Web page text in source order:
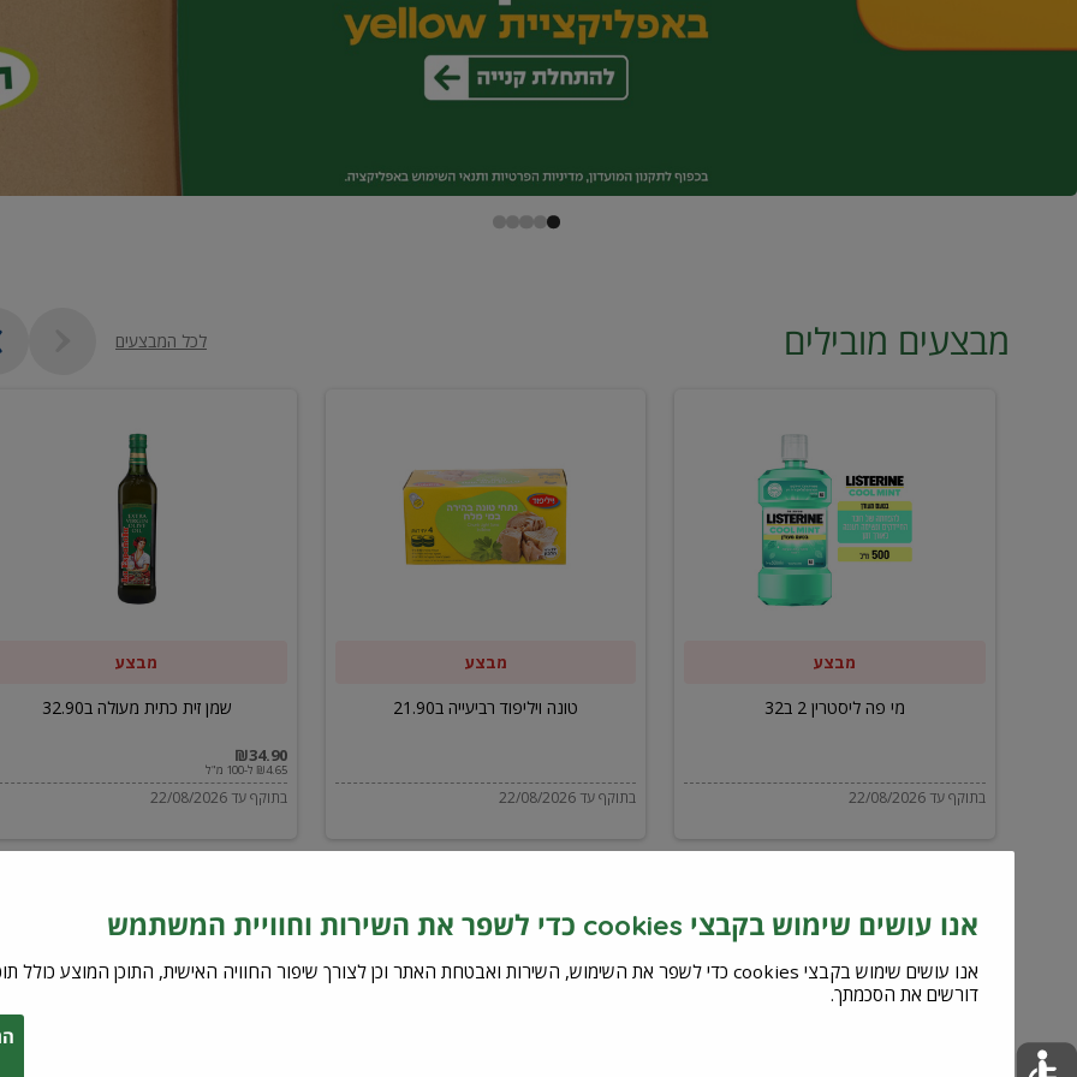
מבצעים מובילים לכל המבצעים
ליסטרין
מבצע
מי פה ליסטרין 2 ב32
בתוקף עד 22/08/2026
ויליפוד
רביעייה
מבצע
טונה ויליפוד רביעייה ב21.90
בתוקף עד 22/08/2026
מבצע
שמן זית כתית מעולה ב32.90
₪34.90
₪4.65 ל-100 מ"ל
בתוקף עד 22/08/2026
אנו עושים שימוש בקבצי cookies כדי לשפר את השירות וחוויית המשתמש
דורשים את הסכמתך.